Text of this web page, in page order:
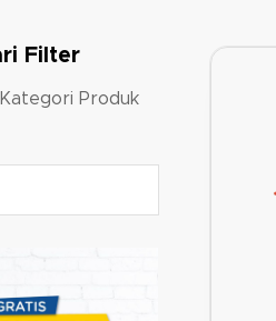
Filter
Produk